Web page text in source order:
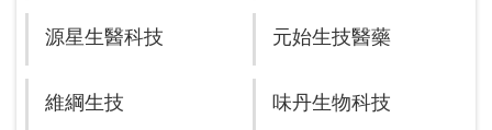
源星生醫科技 元始生技醫藥
維綱生技 味丹生物科技